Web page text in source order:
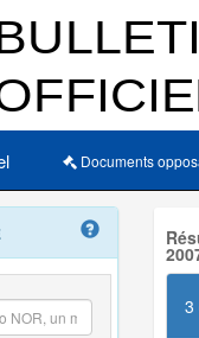
Documents
3